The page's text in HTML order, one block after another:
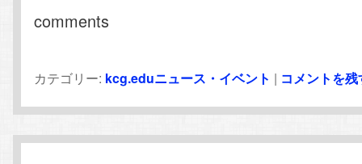
comments
カテゴリー: kcg.eduニュース・イベント | コメントを残